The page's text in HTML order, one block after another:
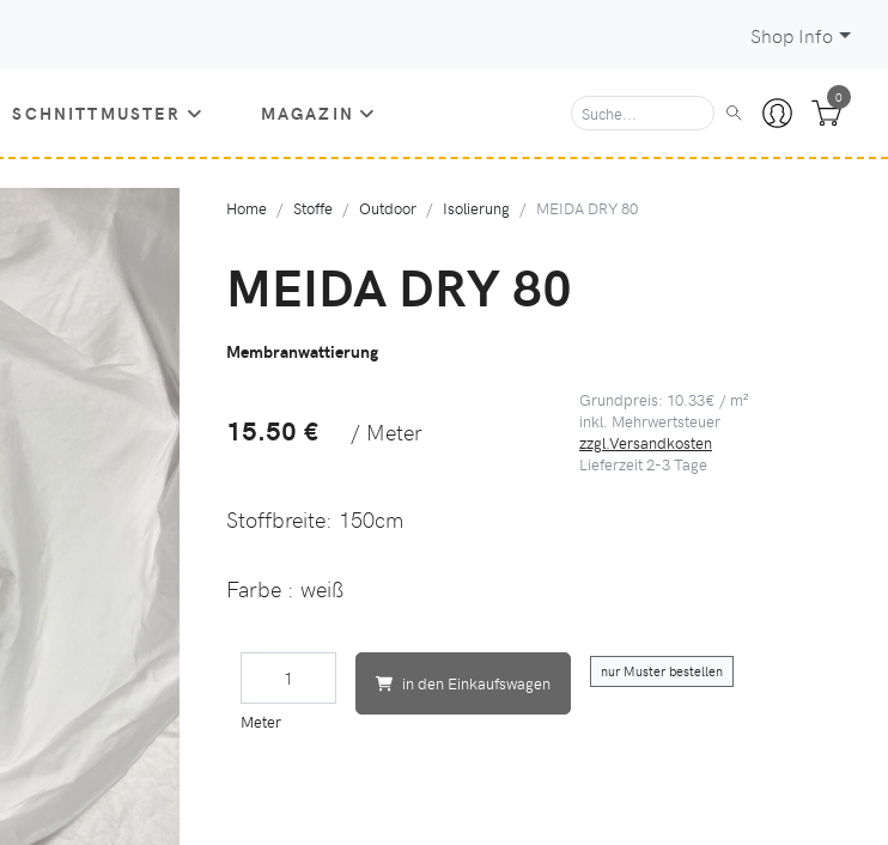
Shop Info
SCHNITTMUSTER MAGAZIN
0
Home Stoffe Outdoor Isolierung MEIDA DRY 80
MEIDA DRY 80
Membranwattierung
15.50 € / Meter
Grundpreis: 10.33€ / m²
inkl. Mehrwertsteuer
zzgl.Versandkosten
Lieferzeit 2-3Tage
Stoffbreite: 150cm
Farbe : weiß
Meter
in den Einkaufswagen
nur Muster bestellen